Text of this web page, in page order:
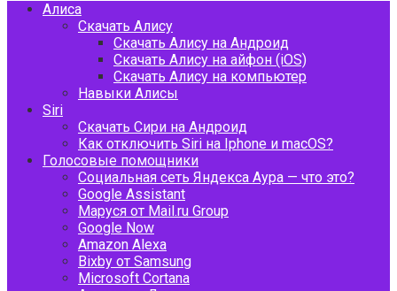
Алиса
Скачать Алису
Скачать Алису на Андроид
Скачать Алису на айфон (iOS)
Скачать Алису на компьютер
Навыки Алисы
Siri
Скачать Сири на Андроид
Как отключить Siri на Iphone и macOS?
Голосовые помощники
Социальная сеть Яндекса Аура — что это?
Google Assistant
Маруся от Mail.ru Group
Google Now
Amazon Alexa
Bixby от Samsung
Microsoft Cortana